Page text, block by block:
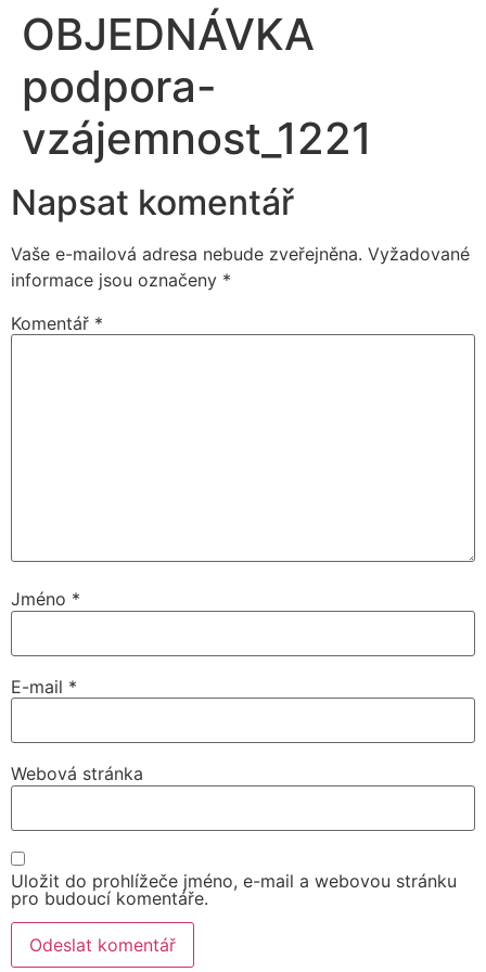
OBJEDNÁVKA
podpora-
vzájemnost_1221
Napsat komentář
Vaše e-mailová adresa nebude zveřejněna. Vyžadované
informace jsou označeny *
Komentář *
Jméno *
E-mail *
Webová stránka
Uložit do prohlížeče jméno, e-mail a webovou stránku
pro budoucí komentáře.